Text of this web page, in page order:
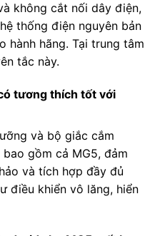
không cắt nối dây điện,
thống điện nguyên bản
hành hãng. Tại trung tâm
tắc này.
tương thích tốt với
và bộ giắc cắm
gồm cả MG5, đảm
và tích hợp đầy đủ
điều khiển vô lăng, hiển